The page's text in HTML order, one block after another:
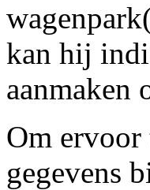
kan hij
aanmaken
Om ervoor
gegevens